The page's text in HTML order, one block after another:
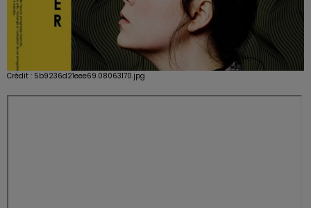
Crédit : 5b9236d21eee69.08063170.jpg